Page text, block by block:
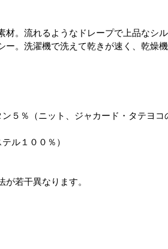
材。流れるようなドレープで上品なシ
。洗濯機で洗えて乾きが速く、乾燥
５％（ニット、ジャカード・タテヨコ
ル１００％）
若干異なります。